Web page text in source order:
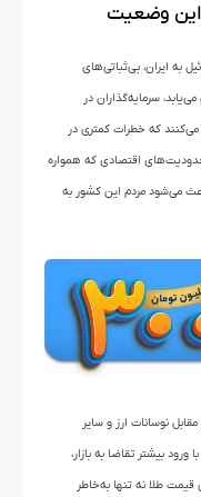
این وضعیت
به ایران، بی‌ثباتی‌های
سرمایه‌گذاران در
می‌کنند که خطرات کمتری در
اقتصادی که همواره
می‌شود مردم این کشور به
نوسانات ارز و سایر
بیشتر تقاضا به بازار،
طلا نه تنها به‌خاطر